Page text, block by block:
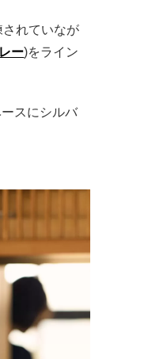
されていなが
ー)をライン
スにシルバ